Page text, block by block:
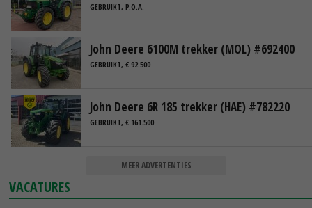
GEBRUIKT, P.O.A.
John Deere 6100M trekker (MOL) #692400
GEBRUIKT, € 92.500
John Deere 6R 185 trekker (HAE) #782220
GEBRUIKT, € 161.500
MEER ADVERTENTIES
VACATURES